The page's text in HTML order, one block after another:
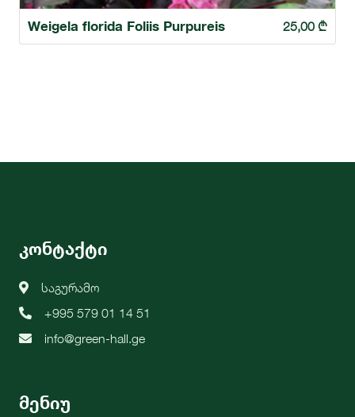
Weigela florida Foliis Purpureis 25,00 ₾
კონტაქტი
საგურამო
+995 579 01 14 51
info@green-hall.ge
მენიუ